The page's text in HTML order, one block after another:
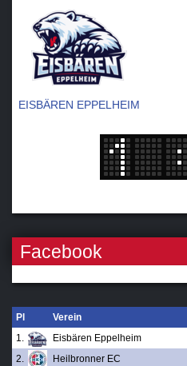
EISBÄREN EPPELHEIM
Facebook
Pl Verein
1.
Eisbären Eppelheim
2.
Heilbronner EC